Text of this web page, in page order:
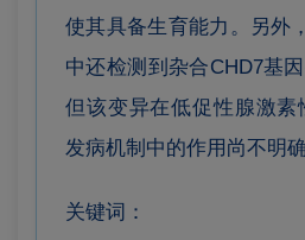
使其具备生育能力。另外
中还检测到杂合CHD7基
但该变异在低促性腺激素
发病机制中的作用尚不明确
关键词：